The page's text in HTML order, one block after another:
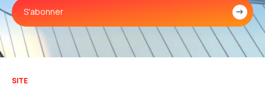
S'abonner
SITE